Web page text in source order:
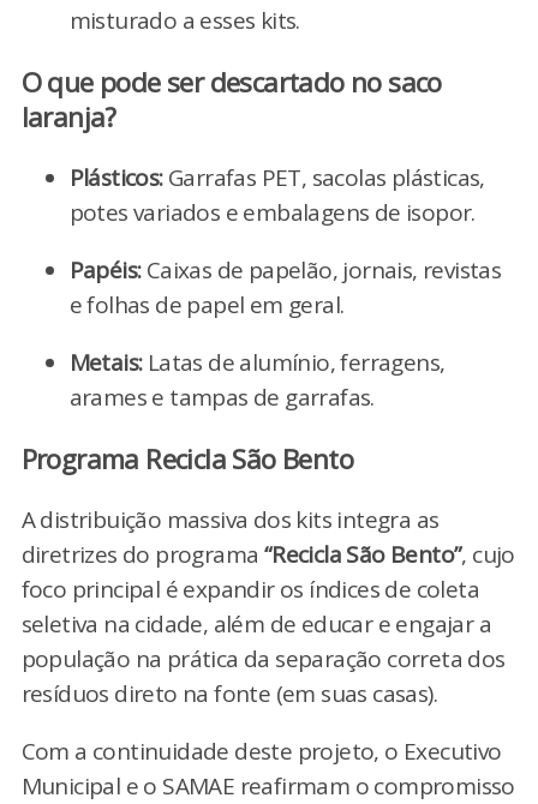
misturado a esses kits.
O que pode ser descartado no saco
laranja?
Plásticos:Garrafas PET, sacolas plásticas,
potes variados e embalagens de isopor.
Papéis:Caixas de papelão, jornais, revistas
e folhas de papel em geral.
Metais:Latas de alumínio, ferragens,
arames e tampas de garrafas.
Programa Recicla São Bento
A distribuição massiva dos kits integra as
diretrizes do programa “Recicla São Bento”, cujo
foco principal é expandir os índices de coleta
seletiva na cidade, além de educar e engajar a
população na prática da separação correta dos
resíduos direto na fonte (em suas casas).
Com a continuidade deste projeto, o Executivo
Municipal e o SAMAE reafirmam o compromisso